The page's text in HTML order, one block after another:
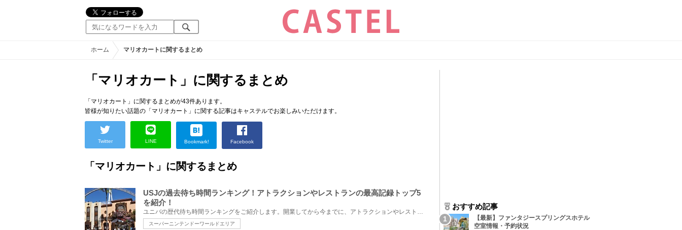
ホーム マリオカートに関するまとめ
「マリオカート」に関するまとめ
「マリオカート」に関するまとめが43件あります。
皆様が知りたい話題の「マリオカート」に関する記事はキャステルでお楽しみいただけます。
Twitter LINE Bookmark! Facebook
「マリオカート」に関するまとめ
USJの過去待ち時間ランキング！アトラクションやレストランの最高記録トップ5
を紹介！
ユニバの歴代待ち時間ランキングをご紹介します。開業してから今までに、アトラクションやレストランな...
スーパーニンテンドーワールドエリア
おすすめ記事
【最新】ファンタジースプリングスホテル
空室情報・予約状況